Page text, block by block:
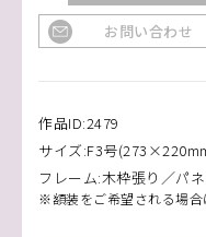
お問い合わせ
作品ID:2479
サイズ:F3号
フレーム:木枠張り／パ
※額装をご希望される場合